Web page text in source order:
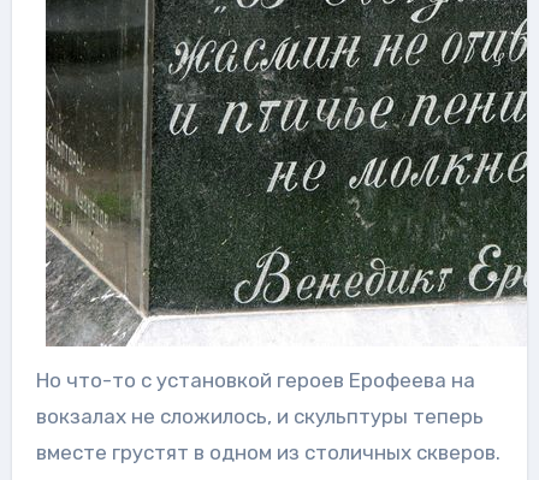
Но что-то с установкой героев Ерофеева на
вокзалах не сложилось, и скульптуры теперь
вместе грустят в одном из столичных скверов.